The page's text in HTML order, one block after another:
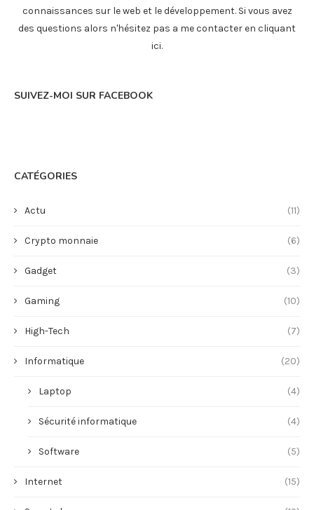
connaissances sur le web et le développement. Si vous avez
des questions alors n'hésitez pas a me contacter en cliquant
ici.
SUIVEZ-MOI SUR FACEBOOK
CATÉGORIES
Actu (11)
Crypto monnaie (6)
Gadget (3)
Gaming (10)
High-Tech (7)
Informatique (20)
Laptop (4)
Sécurité informatique (4)
Software (5)
Internet (15)